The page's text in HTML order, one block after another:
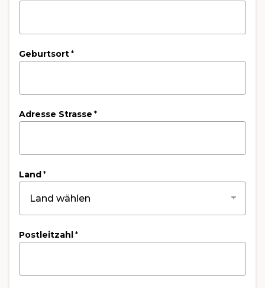
Geburtsort*
Adresse Strasse *
Land *
Postleitzahl *